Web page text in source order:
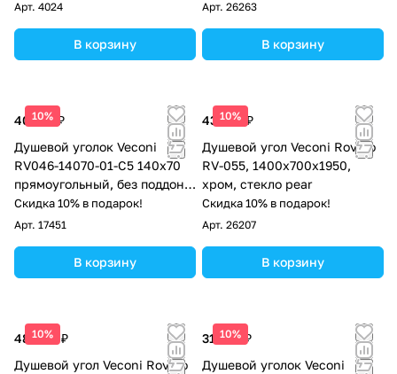
Арт. 4024
В корзину
Арт. 26263
В корзину
10%
40 787 ₽
Душевой уголок Veconi
RV046-14070-01-C5 140х70
прямоугольный, без поддона,
прозрачное стекло, хром
Скидка 10% в подарок!
Арт. 17451
В корзину
10%
43 104 ₽
Душевой угол Veconi Rovigo
RV-055, 1400х700х1950,
хром, стекло pear
Скидка 10% в подарок!
Арт. 26207
В корзину
10%
48 460 ₽
Душевой угол Veconi Rovigo
10%
31 789 ₽
Душевой уголок Veconi